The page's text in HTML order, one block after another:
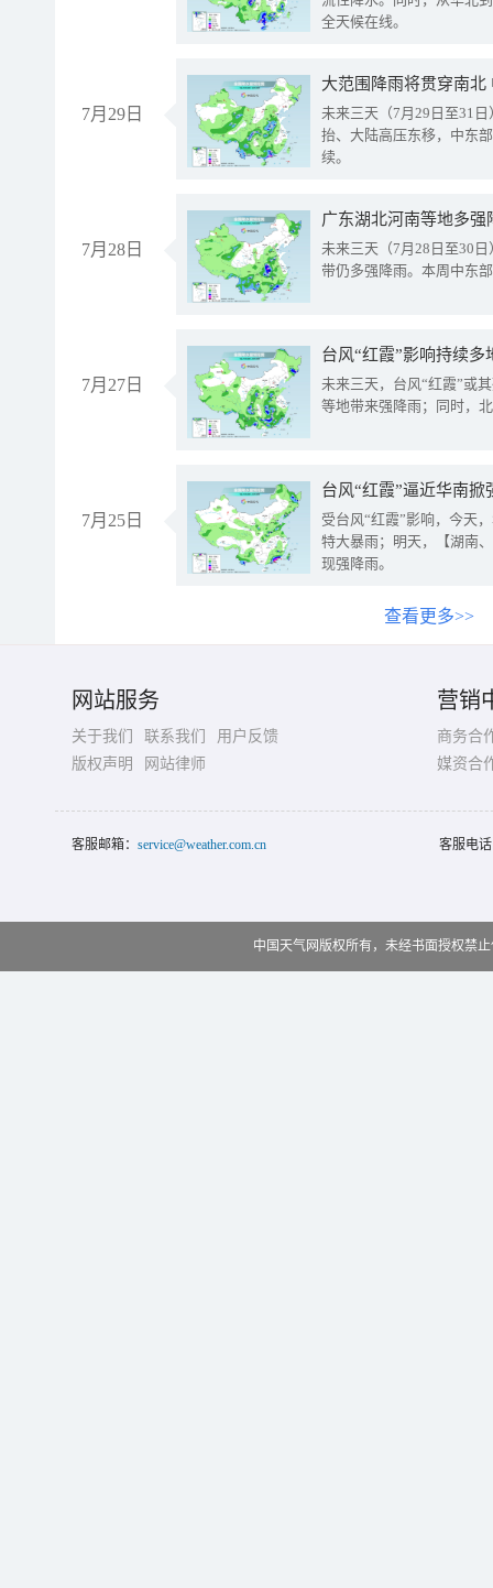
全天候在线。
7月29日
大范围降雨将贯穿南
未来三天（7月29日至31
抬、大陆高压东移，中东
续。
7月28日
广东湖北河南等地多
未来三天（7月28日至30
带仍多强降雨。本周中东
7月27日
台风“红霞”影响持续
未来三天，台风“红霞”或
等地带来强降雨；同时，
7月25日
台风“红霞”逼近华南
受台风“红霞”影响，今天
特大暴雨；明天，【湖南
现强降雨。
查看更多>>
网站服务
关于我们 联系我们
用户反馈
版权声明
网站律师
营销
商务合
媒资合
客服邮箱： service@weather.com.cn 客服电
中国天气网版权所有，未经书面授权